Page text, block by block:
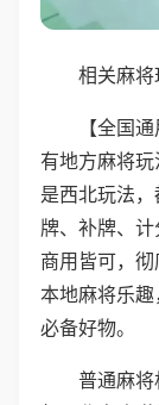
相关麻
【全国
有地方麻将
是西北玩法
牌、补牌、
商用皆可，
本地麻将乐
必备好物。
普通麻